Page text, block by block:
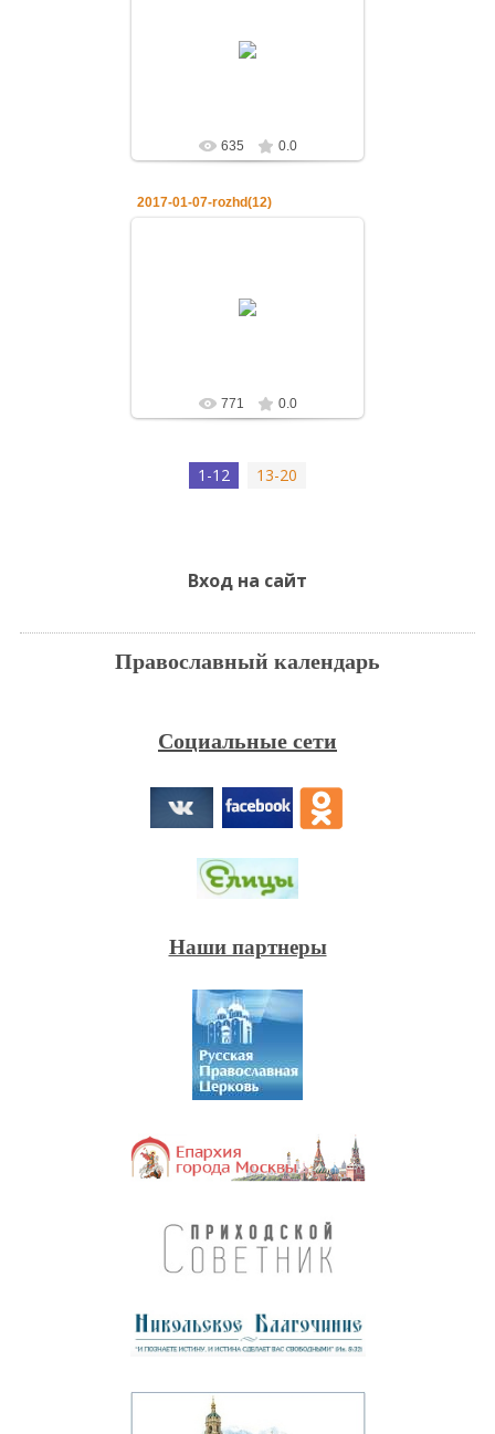
07.01.2017.Рождество Господа
нашего Иисуса Христа
635 0.0
2017-01-07-rozhd(12)
07.01.2017.Рождество Господа
нашего Иисуса Христа
771 0.0
1-12 13-20
Вход на сайт
Православный календарь
Социальные сети
Наши партнеры